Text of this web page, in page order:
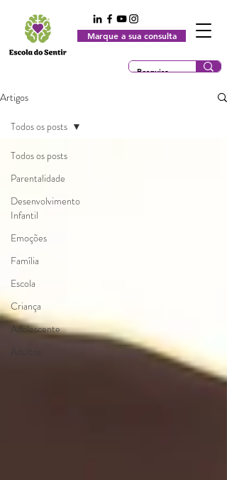
Marque a sua consulta
Artigos
Todos os posts
Parentalidade
Desenvolvimento
Infantil
Emoções
Família
Escola
Criança
Adolescente
Adultos
Todos os posts